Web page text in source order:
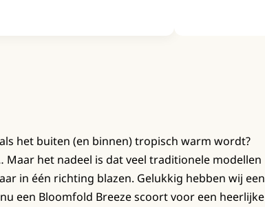
het buiten (en binnen) tropisch warm wordt?
het nadeel is dat veel traditionele modellen
in één richting blazen. Gelukkig hebben wij een
een Bloomfold Breeze scoort voor een heerlijke